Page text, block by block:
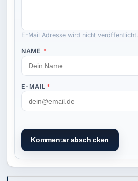
E-Mail Adresse wird nicht veröffentlicht.
NAME *
E-MAIL *
Kommentar abschicken